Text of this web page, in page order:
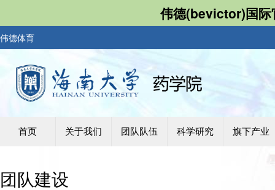
伟德(bevictor)国际
伟德体育
首页 关于我们 团队队伍 科学研究 旗下产业
团队建设